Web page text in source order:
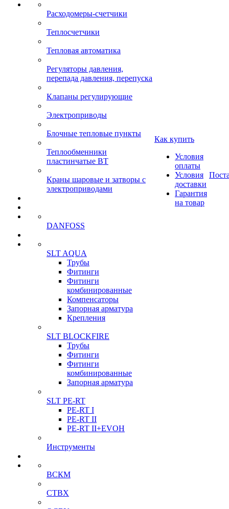
Расходомеры-счетчики
Теплосчетчики
Тепловая автоматика
Регуляторы давления,
перепада давления, перепуска
Клапаны регулирующие
Электроприводы
Блочные тепловые пункты
Теплообменники
пластинчатые ВТ
Краны шаровые и затворы с
электроприводами
DANFOSS
SLT AQUA
Трубы
Фитинги
Фитинги
комбинированные
Компенсаторы
Запорная арматура
Крепления
SLT BLOCKFIRE
Трубы
Фитинги
Фитинги
комбинированные
Запорная арматура
SLT PE-RT
PE-RT I
PE-RT II
PE-RT II+EVOH
Инструменты
ВСКМ
СТВХ
Как купить
Условия
оплаты
Условия
доставки
Гарантия
на товар